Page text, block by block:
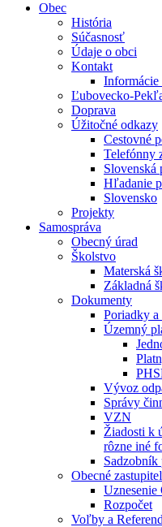
Obec
História
Súčasnosť
Údaje o obci
Kontakt
Ľubovecko-
Doprava
Úžitočné odkazy
Cestovné
Telefónny
Slovenská
Hľadanie
Slovensko
Projekty
Samospráva
Obecný úrad
Školstvo
Materská
Základná
Dokumenty
Poriadky a
Územný
Vývoz
Správy
VZN
Žiadosti k
rôzne iné
Obecné
Uznesenie
Rozpočet
Voľby a